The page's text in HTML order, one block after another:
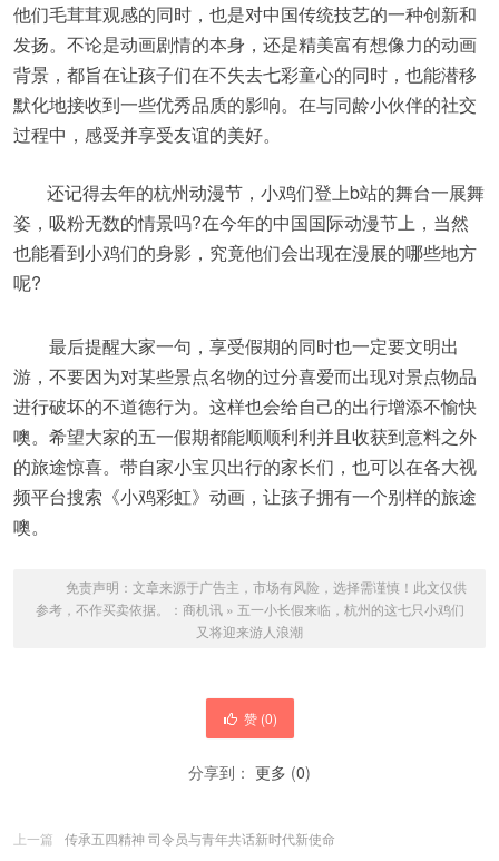
他们毛茸茸观感的同时，也是对中国传统技艺的一种创新和
发扬。不论是动画剧情的本身，还是精美富有想像力的动画
背景，都旨在让孩子们在不失去七彩童心的同时，也能潜移
默化地接收到一些优秀品质的影响。在与同龄小伙伴的社交
过程中，感受并享受友谊的美好。
还记得去年的杭州动漫节，小鸡们登上b站的舞台一展舞
姿，吸粉无数的情景吗?在今年的中国国际动漫节上，当然
也能看到小鸡们的身影，究竟他们会出现在漫展的哪些地方
呢?
最后提醒大家一句，享受假期的同时也一定要文明出
游，不要因为对某些景点名物的过分喜爱而出现对景点物品
进行破坏的不道德行为。这样也会给自己的出行增添不愉快
噢。希望大家的五一假期都能顺顺利利并且收获到意料之外
的旅途惊喜。带自家小宝贝出行的家长们，也可以在各大视
频平台搜索《小鸡彩虹》动画，让孩子拥有一个别样的旅途
噢。
免责声明：文章来源于广告主，市场有风险，选择需谨慎！此文仅供
参考，不作买卖依据。： 商机讯» 五一小长假来临，杭州的这七只小鸡们
又将迎来游人浪潮
赞 (0)
分享到： 更多 (0)
上一篇
传承五四精神 司令员与青年共话新时代新使命